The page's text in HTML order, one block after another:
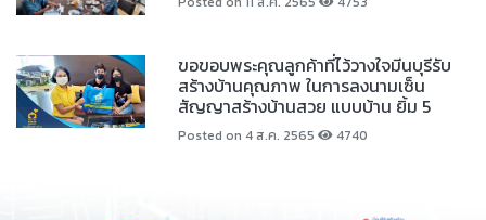
ขอขอบพระคุณลูกค้าที่ไว้วางใจมีนบุรีรับ
สร้างบ้านคุณภาพ ในการลงนามเซ็น
สัญญาสร้างบ้านสวย แบบบ้าน ยิ้ม 5
Posted on 4 ส.ค. 2565 4740